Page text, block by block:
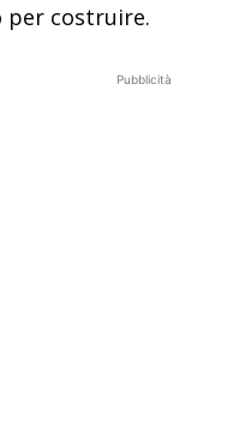
per costruire.
Pubblicità